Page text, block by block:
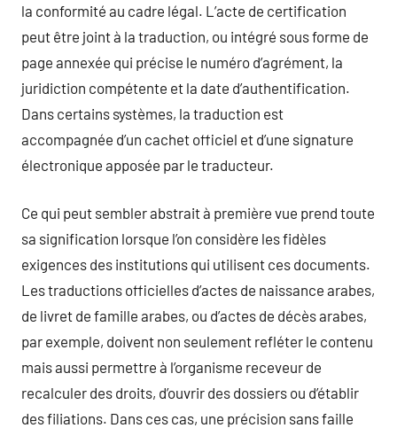
la conformité au cadre légal. L’acte de certification
peut être joint à la traduction, ou intégré sous forme de
page annexée qui précise le numéro d’agrément, la
juridiction compétente et la date d’authentification.
Dans certains systèmes, la traduction est
accompagnée d’un cachet officiel et d’une signature
électronique apposée par le traducteur.
Ce qui peut sembler abstrait à première vue prend toute
sa signification lorsque l’on considère les fidèles
exigences des institutions qui utilisent ces documents.
Les traductions officielles d’actes de naissance arabes,
de livret de famille arabes, ou d’actes de décès arabes,
par exemple, doivent non seulement refléter le contenu
mais aussi permettre à l’organisme receveur de
recalculer des droits, d’ouvrir des dossiers ou d’établir
des filiations. Dans ces cas, une précision sans faille